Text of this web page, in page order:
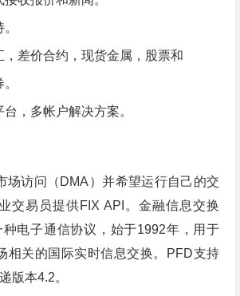
，差价合约，现货金属，股票和
，多帐户解决方案。
场访问（DMA）并希望运行自己的交
交易员提供FIX API。金融信息交换
种电子通信协议，始于1992年，用于
相关的国际实时信息交换。PFD支持
版本4.2。